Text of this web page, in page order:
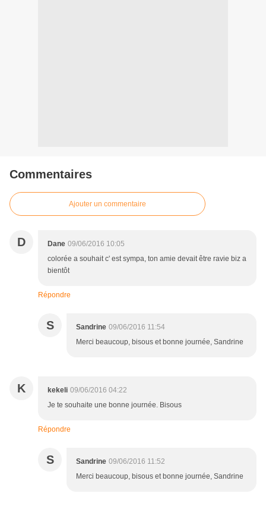
Commentaires
Ajouter un commentaire
D Dane 09/06/2016 10:05
colorée a souhait c' est sympa, ton amie devait être ravie biz a
bientôt
Répondre
S Sandrine 09/06/2016 11:54
Merci beaucoup, bisous et bonne journée, Sandrine
K kekeli 09/06/2016 04:22
Je te souhaite une bonne journée. Bisous
Répondre
S Sandrine 09/06/2016 11:52
Merci beaucoup, bisous et bonne journée, Sandrine